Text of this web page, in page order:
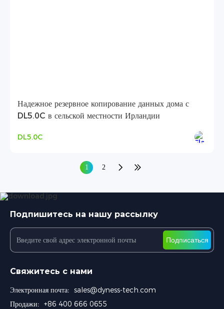
Надежное резервное копирование данных дома с
DL5.0C в сельской местности Ирландии
DL5.0C
1 2
Подпишитесь на нашу рассылку
Подписаться
Свяжитесь с нами
Электронная почта: sales@dyness-tech.com
Продажи: +86 400 666 0655